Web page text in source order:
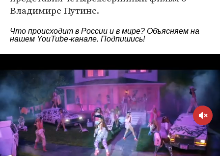
Владимире Путине.
Что происходит в России и в мире? Объясняем на
нашем YouTube-канале. Подпишись!